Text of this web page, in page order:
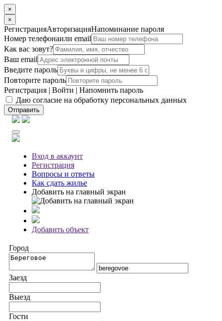
×
×
РегистрацияАвторизацияНапоминание пароля
Номер телефонаили email
Как вас зовут?
Ваш email
Введите пароль
Повторите пароль
Регистрация | Войти | Напомнить пароль
Даю согласие на обработку персональных данных
Отправить
Вход в аккаунт
Регистрация
Вопросы и ответы
Как сдать жилье
Добавить на главный экран
Добавить объект
Город
Заезд
Выезд
Гости